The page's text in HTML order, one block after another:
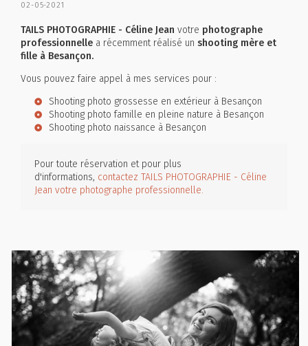
02-05-2021
TAILS PHOTOGRAPHIE - Céline Jean votre photographe
professionnelle a récemment réalisé un shooting mère et
fille à Besançon.
Vous pouvez faire appel à mes services pour :
Shooting photo grossesse en extérieur à Besançon
Shooting photo famille en pleine nature à Besançon
Shooting photo naissance à Besançon
Pour toute réservation et pour plus
d'informations, contactez TAILS PHOTOGRAPHIE - Céline
Jean votre photographe professionnelle.